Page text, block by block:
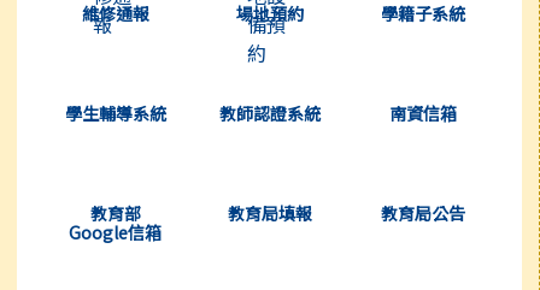
維修通報 場地預約 學籍子系統
學生輔導系統 教師認證系統 南資信箱
教育部
Google信箱
教育局填報 教育局公告